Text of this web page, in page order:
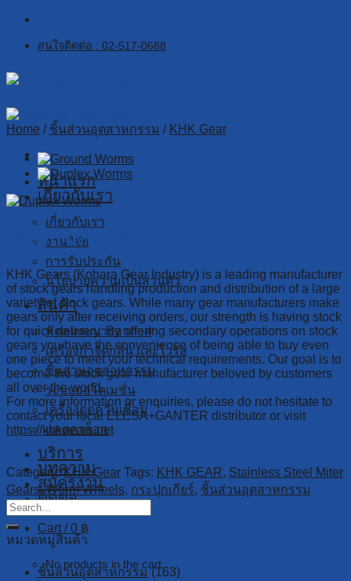
Skip
contentสนใจติดต่อ : 02-517-0688
หน้าแรก
เกี่ยวกับเรา
เกี่ยวกับเรา
งานวิจัย
การรับประกัน
นโยบายความเป็นส่วนตัว
สินค้า
พัดลมระบายอากาศ
เครื่องกำจัดกลิ่น และไวรัส
ชิ้นส่วนอุตสาหกรรม
ระบบออโตเมชั่น
เครื่องดูดควันเชื่อม
แคตตาล็อก
บริการ
บทความ
สมัครงาน
ติดต่อ
Cart /0 ฿
No products in the cart.
Home / ชิ้นส่วนอุตสาหกรรม / KHK Gear
Worm Wheels
KHK Gears (Kohara Gear Industry) is a leading manufacturer
of stock gears handling production and distribution of a large
variety of stock gears. While many gear manufacturers make
gears only after receiving orders, our strength is having stock
for quick delivery. By offering secondary operations on stock
gears you have the convenience of being able to buy even
one piece to meet your technical requirements. Our goal is to
become the stock gear manufacturer beloved by customers
all over the world.
For more information or enquiries, please do not hesitate to
contact your local ELESA+GANTER distributor or visit
https://khkgears.net
Category:KHK Gear Tags: KHK GEAR, Stainless Steel Miter
Gears,Worm Wheels, กระปุกเกียร์, ชิ้นส่วนอุตสาหกรรม
หมวดหมู่สินค้า
ชิ้นส่วนอุตสาหกรรม (163)